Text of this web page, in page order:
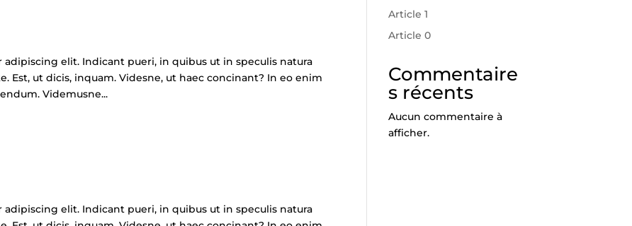
elit. Indicant pueri, in quibus ut in speculis natura
Est, ut dicis, inquam. Videsne, ut haec concinant? In eo enim
Videmusne...
elit. Indicant pueri, in quibus ut in speculis natura
Article 1
Article 0
Commentaire
s récents
Aucun commentaire à
afficher.